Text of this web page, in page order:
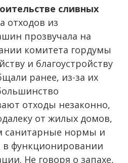
сливных
отходов из
прозвучала на
комитета гордумы
и благоустройству
ранее, из-за их
отходы незаконно,
от жилых домов,
санитарные нормы и
в функционировании
Не говоря о запахе,